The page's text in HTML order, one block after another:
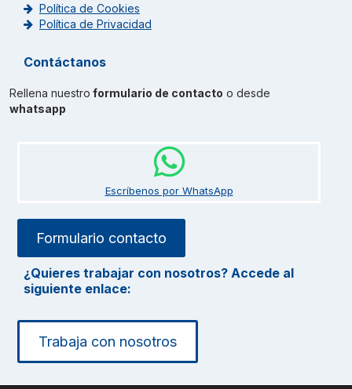
Política de Cookies
Política de Privacidad
Contáctanos
Rellena nuestro formulario de contacto o desde
whatsapp
Escríbenos por WhatsApp
Formulario contacto
¿Quieres trabajar con nosotros? Accede al
siguiente enlace:
Trabaja con nosotros